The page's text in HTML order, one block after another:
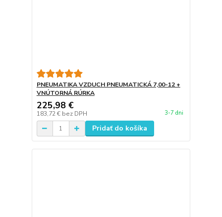
PNEUMATIKA VZDUCH PNEUMATICKÁ 7,00-12 +
VNÚTORNÁ RÚRKA
225,98 €
183,72 € bez DPH 3-7 dni
Pridať do košíka